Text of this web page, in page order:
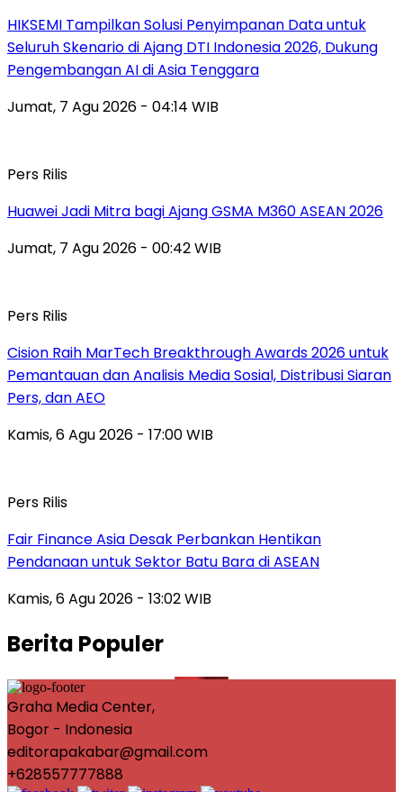
HIKSEMI Tampilkan Solusi Penyimpanan Data untuk
Seluruh Skenario di Ajang DTI Indonesia 2026, Dukung
Pengembangan AI di Asia Tenggara
Jumat, 7 Agu 2026 - 04:14 WIB
Pers Rilis
Huawei Jadi Mitra bagi Ajang GSMA M360 ASEAN 2026
Jumat, 7 Agu 2026 - 00:42 WIB
Pers Rilis
Cision Raih MarTech Breakthrough Awards 2026 untuk
Pemantauan dan Analisis Media Sosial, Distribusi Siaran
Pers, dan AEO
Kamis, 6 Agu 2026 - 17:00 WIB
Pers Rilis
Fair Finance Asia Desak Perbankan Hentikan
Pendanaan untuk Sektor Batu Bara di ASEAN
Kamis, 6 Agu 2026 - 13:02 WIB
Berita Populer
Graha Media Center,
Bogor - Indonesia
editorapakabar@gmail.com
+628557777888